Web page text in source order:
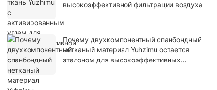
высокоэффективной фильтрации воздуха
Почему двухкомпонентный спанбондный
нетканый материал Yuhzimu остается
эталоном для высокоэффективных